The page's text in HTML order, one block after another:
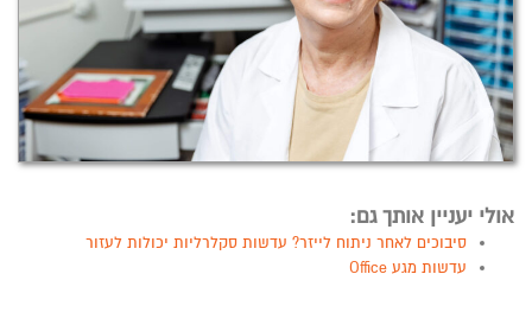
אולי יעניין אותך גם:
סיבוכים לאחר ניתוח לייזר? עדשות סקלרליות יכולות לעזור
עדשות מגע Office